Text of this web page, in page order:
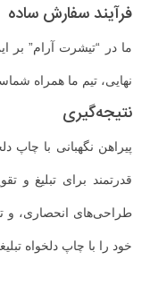
فرآیند سفارش ساده
ما در “تیشرت آرام” بر
نهایی، تیم ما همراه
نتیجه‌گیری
پیراهن نگهبانی با چاپ
قدرتمند برای تبلیغ و
طراحی‌های انحصاری، و
خود را با چاپ دلخواه